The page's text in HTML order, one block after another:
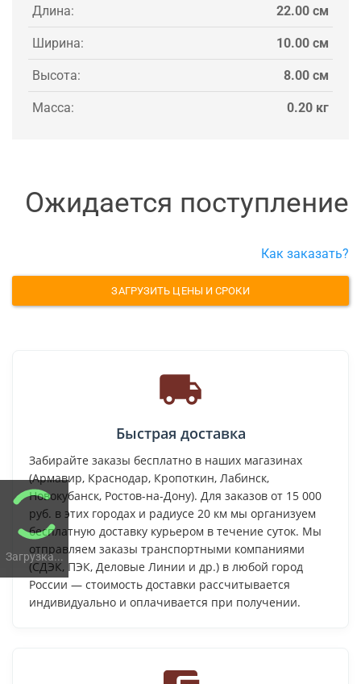
Загрузка...
Длина: 22.00 см
Ширина: 10.00 см
Высота: 8.00 см
Масса: 0.20 кг
Ожидается поступление
Как заказать?
ЗАГРУЗИТЬ ЦЕНЫ И СРОКИ
Быстрая доставка
Забирайте заказы бесплатно в наших магазинах
(Армавир, Краснодар, Кропоткин, Лабинск,
Новокубанск, Ростов-на-Дону). Для заказов от 15 000
руб. в этих городах и радиусе 20 км мы организуем
бесплатную доставку курьером в течение суток. Мы
отправляем заказы транспортными компаниями
(СДЭК, ПЭК, Деловые Линии и др.) в любой город
России — стоимость доставки рассчитывается
индивидуально и оплачивается при получении.